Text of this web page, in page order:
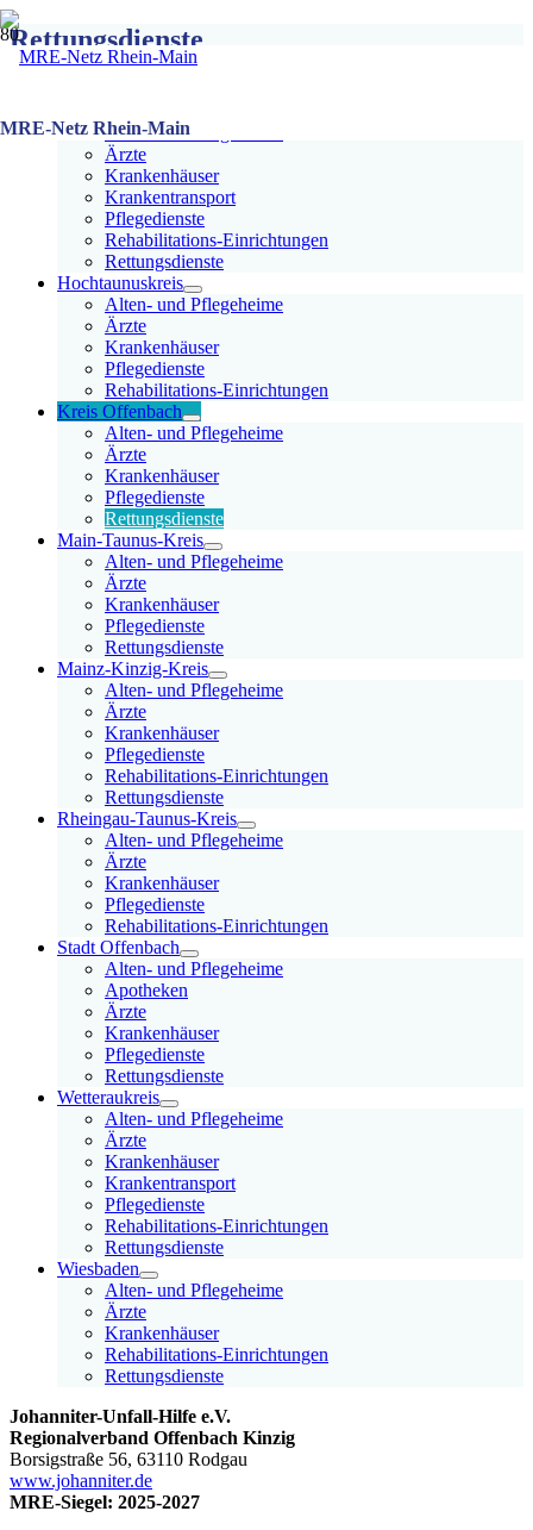
MRE-Netz Rhein-Main
Rettungsdienste
Alten- und Pflegeheime
Ärzte
Krankenhäuser
Krankentransport
Pflegedienste
Rehabilitations-Einrichtungen
Rettungsdienste
Hochtaunuskreis
Alten- und Pflegeheime
Ärzte
Krankenhäuser
Pflegedienste
Rehabilitations-Einrichtungen
Kreis Offenbach
Alten- und Pflegeheime
Ärzte
Krankenhäuser
Pflegedienste
Rettungsdienste
Main-Taunus-Kreis
Alten- und Pflegeheime
Ärzte
Krankenhäuser
Pflegedienste
Rettungsdienste
Mainz-Kinzig-Kreis
Alten- und Pflegeheime
Ärzte
Krankenhäuser
Pflegedienste
Rehabilitations-Einrichtungen
Rettungsdienste
Rheingau-Taunus-Kreis
Alten- und Pflegeheime
Ärzte
Krankenhäuser
Pflegedienste
Rehabilitations-Einrichtungen
Stadt Offenbach
Alten- und Pflegeheime
Apotheken
Ärzte
Krankenhäuser
Pflegedienste
Rettungsdienste
Wetteraukreis
Alten- und Pflegeheime
Ärzte
Krankenhäuser
Krankentransport
Pflegedienste
Rehabilitations-Einrichtungen
Rettungsdienste
Wiesbaden
Alten- und Pflegeheime
Ärzte
Krankenhäuser
Rehabilitations-Einrichtungen
Rettungsdienste
Johanniter-Unfall-Hilfe e.V.
Regionalverband Offenbach Kinzig
Borsigstraße 56, 63110 Rodgau
www.johanniter.de
MRE-Siegel: 2025-2027